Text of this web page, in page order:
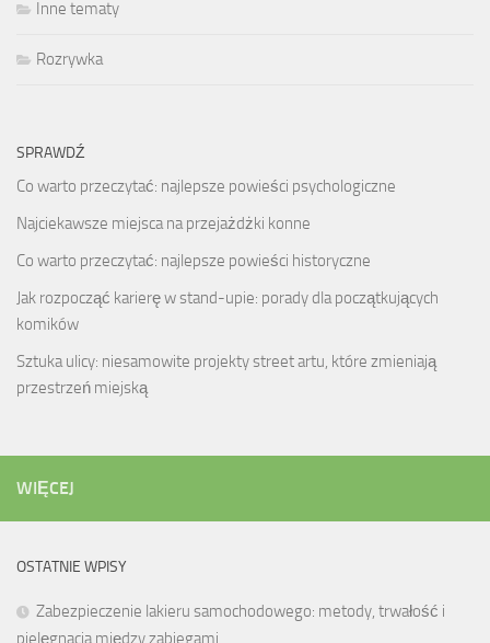
Inne tematy
Rozrywka
SPRAWDŹ
Co warto przeczytać: najlepsze powieści psychologiczne
Najciekawsze miejsca na przejażdżki konne
Co warto przeczytać: najlepsze powieści historyczne
Jak rozpocząć karierę w stand-upie: porady dla początkujących
komików
Sztuka ulicy: niesamowite projekty street artu, które zmieniają
przestrzeń miejską
WIĘCEJ
OSTATNIE WPISY
Zabezpieczenie lakieru samochodowego: metody, trwałość i
pielęgnacja między zabiegami